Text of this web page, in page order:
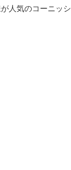
人気のコーニッ